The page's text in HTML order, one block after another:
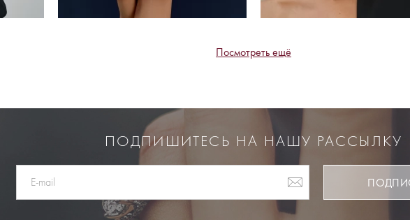
Посмотреть ещё
ПОДПИШИТЕСЬ НА НАШУ РАССЫЛКУ